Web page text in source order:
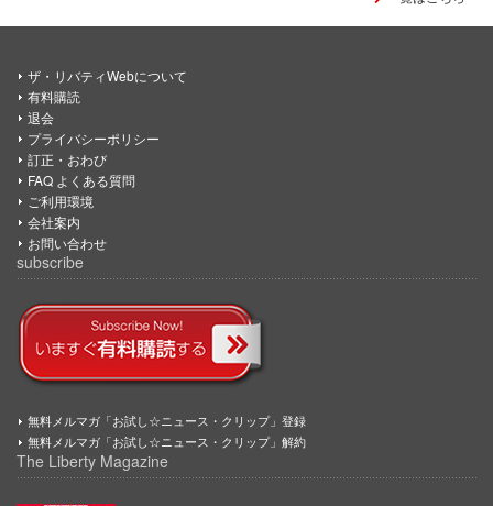
ザ・リバティWebについて
有料購読
退会
プライバシーポリシー
訂正・おわび
FAQ よくある質問
ご利用環境
会社案内
お問い合わせ
subscribe
無料メルマガ「お試し☆ニュース・クリップ」登録
無料メルマガ「お試し☆ニュース・クリップ」解約
The Liberty Magazine